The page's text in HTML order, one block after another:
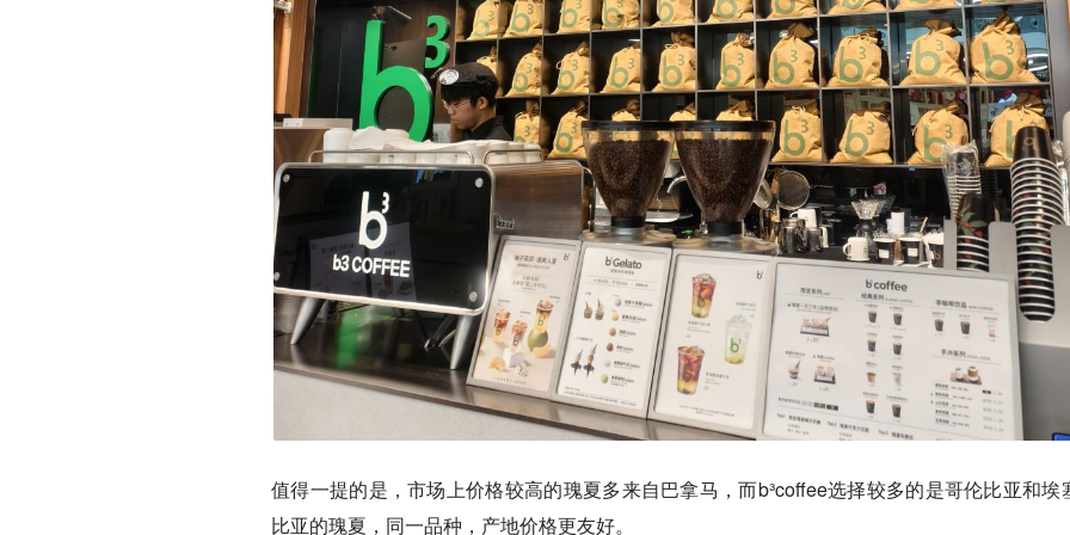
值得一提的是，市场上价格较高的瑰夏多来自巴拿马，而b³coffee选择较多的是哥伦比亚和埃
比亚的瑰夏 ，同一品种，产地价格更友好。